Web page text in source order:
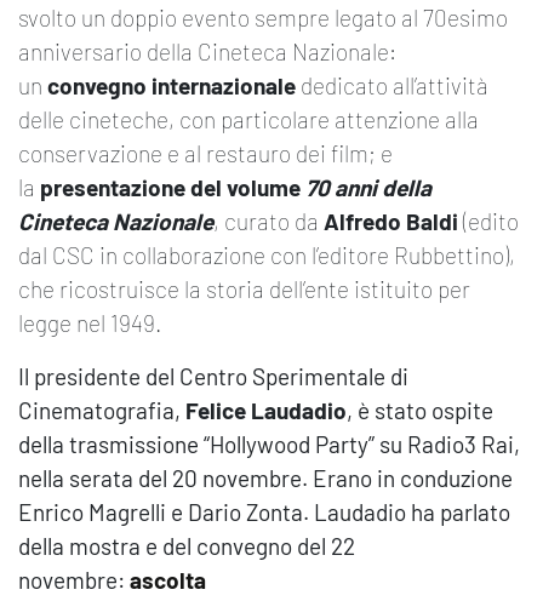
svolto un doppio evento sempre legato al 70esimo
anniversario della Cineteca Nazionale:
un convegno internazionale dedicato all’attività
delle cineteche, con particolare attenzione alla
conservazione e al restauro dei film; e
la presentazione del volume 70 anni della
Cineteca Nazionale, curato da Alfredo Baldi(edito
dal CSC in collaborazione con l’editore Rubbettino),
che ricostruisce la storia dell’ente istituito per
legge nel 1949.
Il presidente del Centro Sperimentale di
Cinematografia, Felice Laudadio, è stato ospite
della trasmissione “Hollywood Party” su Radio3 Rai,
nella serata del 20 novembre. Erano in conduzione
Enrico Magrelli e Dario Zonta. Laudadio ha parlato
della mostra e del convegno del 22
novembre: ascolta